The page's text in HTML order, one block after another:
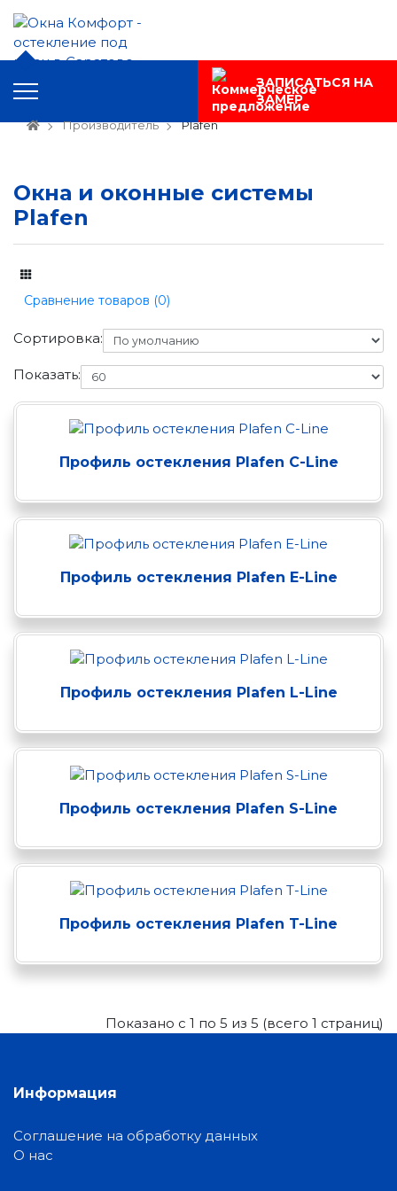
ЗАПИСАТЬСЯ НА
ЗАМЕР
Производитель Plafen
Окна и оконные системы
Plafen
Сравнение товаров (0)
Сортировка:
Показать:
Профиль остекления Plafen C-Line
Профиль остекления Plafen E-Line
Профиль остекления Plafen L-Line
Профиль остекления Plafen S-Line
Профиль остекления Plafen T-Line
Показано с 1 по 5 из 5 (всего 1 страниц)
Информация
Соглашение на обработку данных
О нас